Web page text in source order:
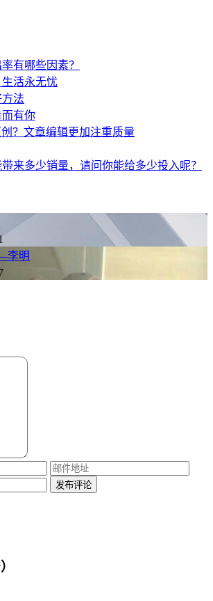
有哪些因素？
活永无忧
法
而有你
？文章编辑更加注重质量
来多少销量，请问你能给多少投入呢？
李明